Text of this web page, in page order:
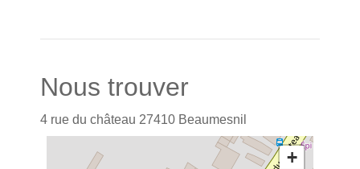
Nous trouver
4 rue du château 27410 Beaumesnil
+